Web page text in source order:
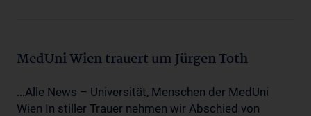
MedUni Wien trauert um Jürgen Toth
...Alle News – Universität, Menschen der MedUni
Wien In stiller Trauer nehmen wir Abschied von